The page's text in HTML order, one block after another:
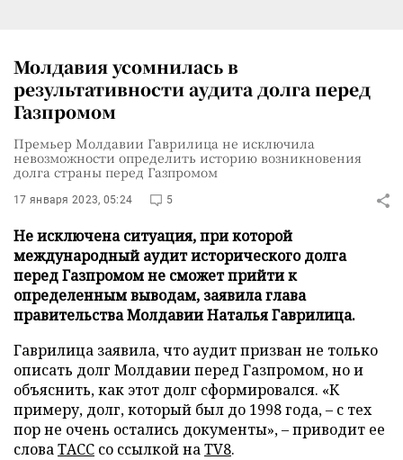
Молдавия усомнилась в
результативности аудита долга перед
Газпромом
Премьер Молдавии Гаврилица не исключила
невозможности определить историю возникновения
долга страны перед Газпромом
17 января 2023, 05:24 5
Не исключена ситуация, при которой
международный аудит исторического долга
перед Газпромом не сможет прийти к
определенным выводам, заявила глава
правительства Молдавии Наталья Гаврилица.
Гаврилица заявила, что аудит призван не только
описать долг Молдавии перед Газпромом, но и
объяснить, как этот долг сформировался. «К
примеру, долг, который был до 1998 года, – с тех
пор не очень остались документы», – приводит ее
словаТАСС со ссылкой наTV8.